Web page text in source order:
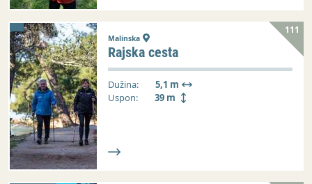
111
Malinska
Rajska cesta
Dužina:
5,1 m
Uspon:
39 m